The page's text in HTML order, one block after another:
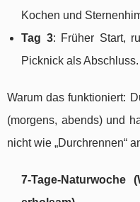
Kochen und
Tag 3: Früher Start,
Picknick als Abschluss.
Warum das funktioniert:
(morgens, abends) und
nicht wie „Durchrennen“
7-Tage-Naturwoche